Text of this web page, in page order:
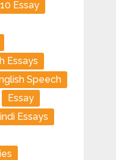
Essay
Essays
Speech
Essay
Essays